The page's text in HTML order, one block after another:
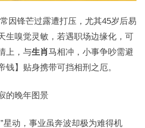
因锋芒过露遭打压，尤其45岁后易
生嗅觉灵敏，若遇职场边缘化，可
上，与生肖马相冲，小事争吵需避
钱】贴身携带可挡相刑之厄。
的晚年图景
星动，事业虽奔波却极为难得机